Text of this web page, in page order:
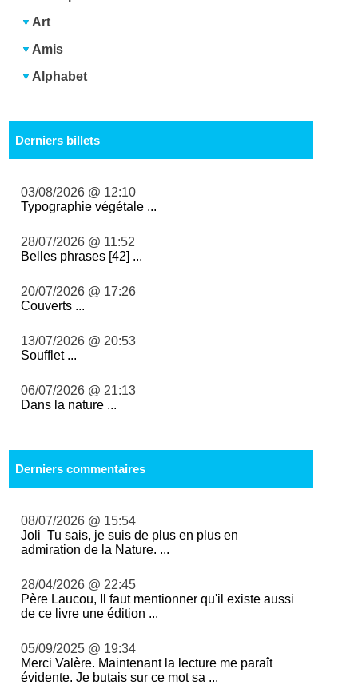
Art
Amis
Alphabet
Derniers billets
03/08/2026 @ 12:10
Typographie végétale ...
28/07/2026 @ 11:52
Belles phrases [42] ...
20/07/2026 @ 17:26
Couverts ...
13/07/2026 @ 20:53
Soufflet ...
06/07/2026 @ 21:13
Dans la nature ...
Derniers commentaires
08/07/2026 @ 15:54
Joli Tu sais, je suis de plus en plus en
admiration de la Nature. ...
28/04/2026 @ 22:45
Père Laucou, Il faut mentionner qu'il existe aussi
de ce livre une édition ...
05/09/2025 @ 19:34
Merci Valère. Maintenant la lecture me paraît
évidente. Je butais sur ce mot sa ...